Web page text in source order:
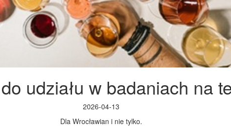
udziału w badaniach na
2026-04-13
Dla Wrocławian i nie tylko.